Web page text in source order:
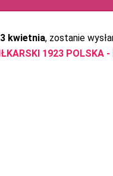
kwietnia, zostanie
1923 POLSKA -